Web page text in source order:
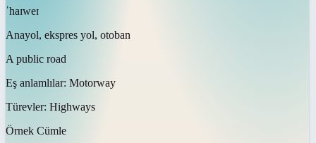
ˈhaɪweɪ
Anayol, ekspres yol, otoban
A public road
Eş anlamlılar: Motorway
Türevler: Highways
Örnek Cümle